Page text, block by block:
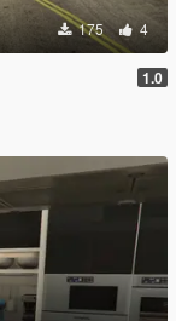
175 4
1.0